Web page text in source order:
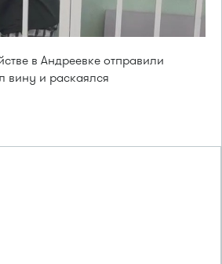
в Андреевке отправили
и раскаялся